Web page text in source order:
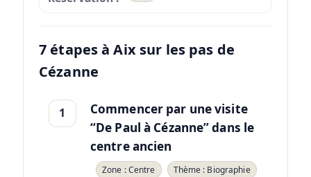
7 étapes à Aix sur les pas de
Cézanne
1
Commencer par une visite
“De Paul à Cézanne” dans le
centre ancien
Zone : Centre
Thème : Biographie